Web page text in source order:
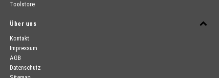
Toolstore
Über uns
Kontakt
Impressum
AGB
Datenschutz